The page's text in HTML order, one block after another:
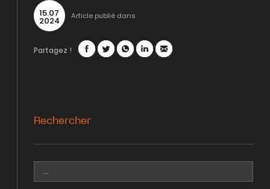
15.07
2024 Article publié dans
Partagez !
Rechercher